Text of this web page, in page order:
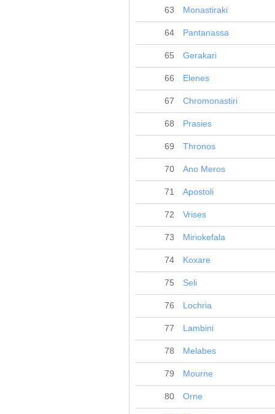
63 Monastiraki
64 Pantanassa
65 Gerakari
66 Elenes
67 Chromonastiri
68 Prasies
69 Thronos
70 Ano Meros
71 Apostoli
72 Vrises
73 Miriokefala
74 Koxare
75 Seli
76 Lochria
77 Lambini
78 Melabes
79 Mourne
80 Orne